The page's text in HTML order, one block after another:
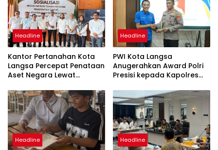
Headline
Kantor Pertanahan Kota
Langsa Percepat Penataan
Aset Negara Lewat
Headline
PWI Kota Langsa
Anugerahkan Award Polri
Presisi kepada Kapolres
Headline Headline